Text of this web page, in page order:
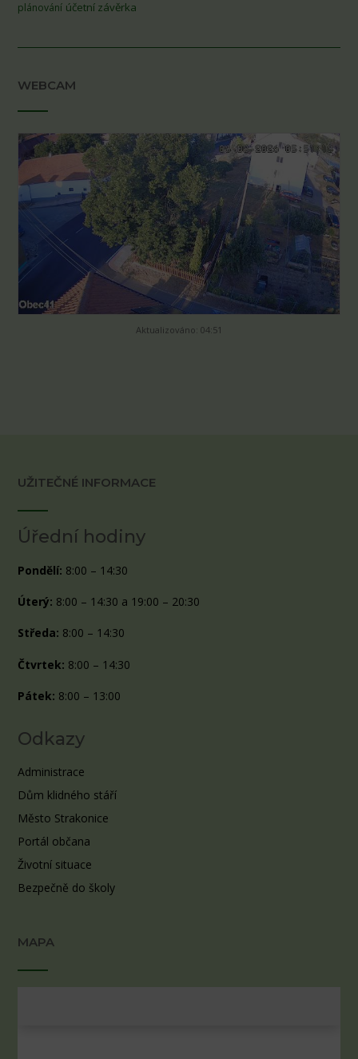
plánování účetní závěrka
WEBCAM
Aktualizováno: 04:51
UŽITEČNÉ INFORMACE
Úřední hodiny
Pondělí: 8:00 – 14:30
Úterý: 8:00 – 14:30 a 19:00 – 20:30
Středa: 8:00 – 14:30
Čtvrtek: 8:00 – 14:30
Pátek: 8:00 – 13:00
Odkazy
Administrace
Dům klidného stáří
Město Strakonice
Portál občana
Životní situace
Bezpečně do školy
MAPA